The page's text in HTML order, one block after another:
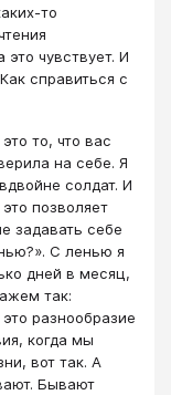
то
чувствует. И
справиться с
то, что вас
на себе. Я
солдат. И
позволяет
задавать себе
С ленью я
дней в месяц,
так:
разнообразие
когда мы
вот так. А
Бывают